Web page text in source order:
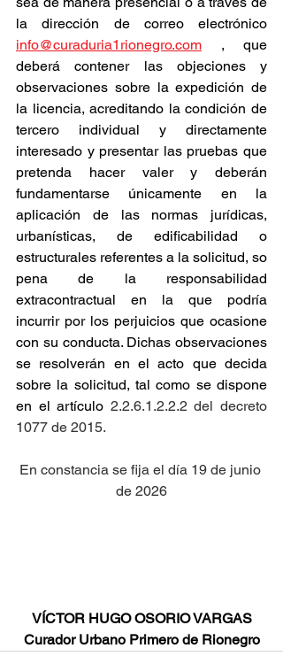
info@curaduria1rionegro.com , que
deberá contener las objeciones y
observaciones sobre la expedición de
la licencia, acreditando la condición de
tercero individual y directamente
interesado y presentar las pruebas que
pretenda hacer valer y deberán
fundamentarse únicamente en la
aplicación de las normas jurídicas,
urbanísticas, de edificabilidad o
estructurales referentes a la solicitud, so
pena de la responsabilidad
extracontractual en la que podría
incurrir por los perjuicios que ocasione
con su conducta. Dichas observaciones
se resolverán en el acto que decida
sobre la solicitud, tal como se dispone
en el artículo 2.2.6.1.2.2.2 del decreto
1077 de 2015.
En constancia se fija el día 19 de junio
de 2026
VÍCTOR HUGO OSORIO VARGAS
Curador Urbano Primero de Rionegro